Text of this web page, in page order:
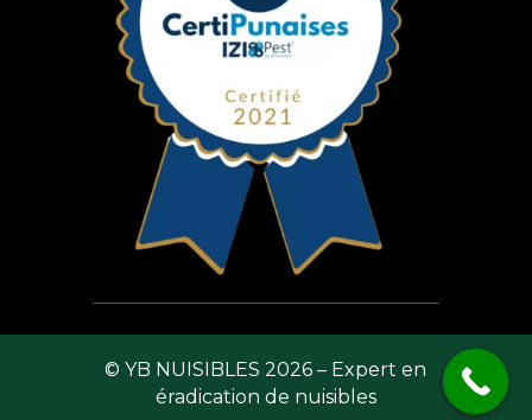
© YB NUISIBLES 2026 – Expert en
éradication de nuisibles